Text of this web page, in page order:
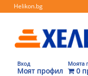
Helikon.bg
Вход
Моят профил
Моята
0